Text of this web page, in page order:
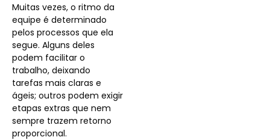
Muitas vezes, o ritmo da
equipe é determinado
pelos processos que ela
segue. Alguns deles
podem facilitar o
trabalho, deixando
tarefas mais claras e
ágeis; outros podem exigir
etapas extras que nem
sempre trazem retorno
proporcional.